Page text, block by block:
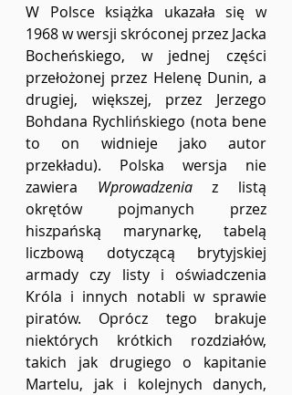
W Polsce książka ukazała się w
1968 w wersji skróconej przez Jacka
Bocheńskiego, w jednej części
przełożonej przez Helenę Dunin, a
drugiej, większej, przez Jerzego
Bohdana Rychlińskiego (nota bene
to on widnieje jako autor
przekładu). Polska wersja nie
zawiera Wprowadzenia z listą
okrętów pojmanych przez
hiszpańską marynarkę, tabelą
liczbową dotyczącą brytyjskiej
armady czy listy i oświadczenia
Króla i innych notabli w sprawie
piratów. Oprócz tego brakuje
niektórych krótkich rozdziałów,
takich jak drugiego o kapitanie
Martelu, jak i kolejnych danych,